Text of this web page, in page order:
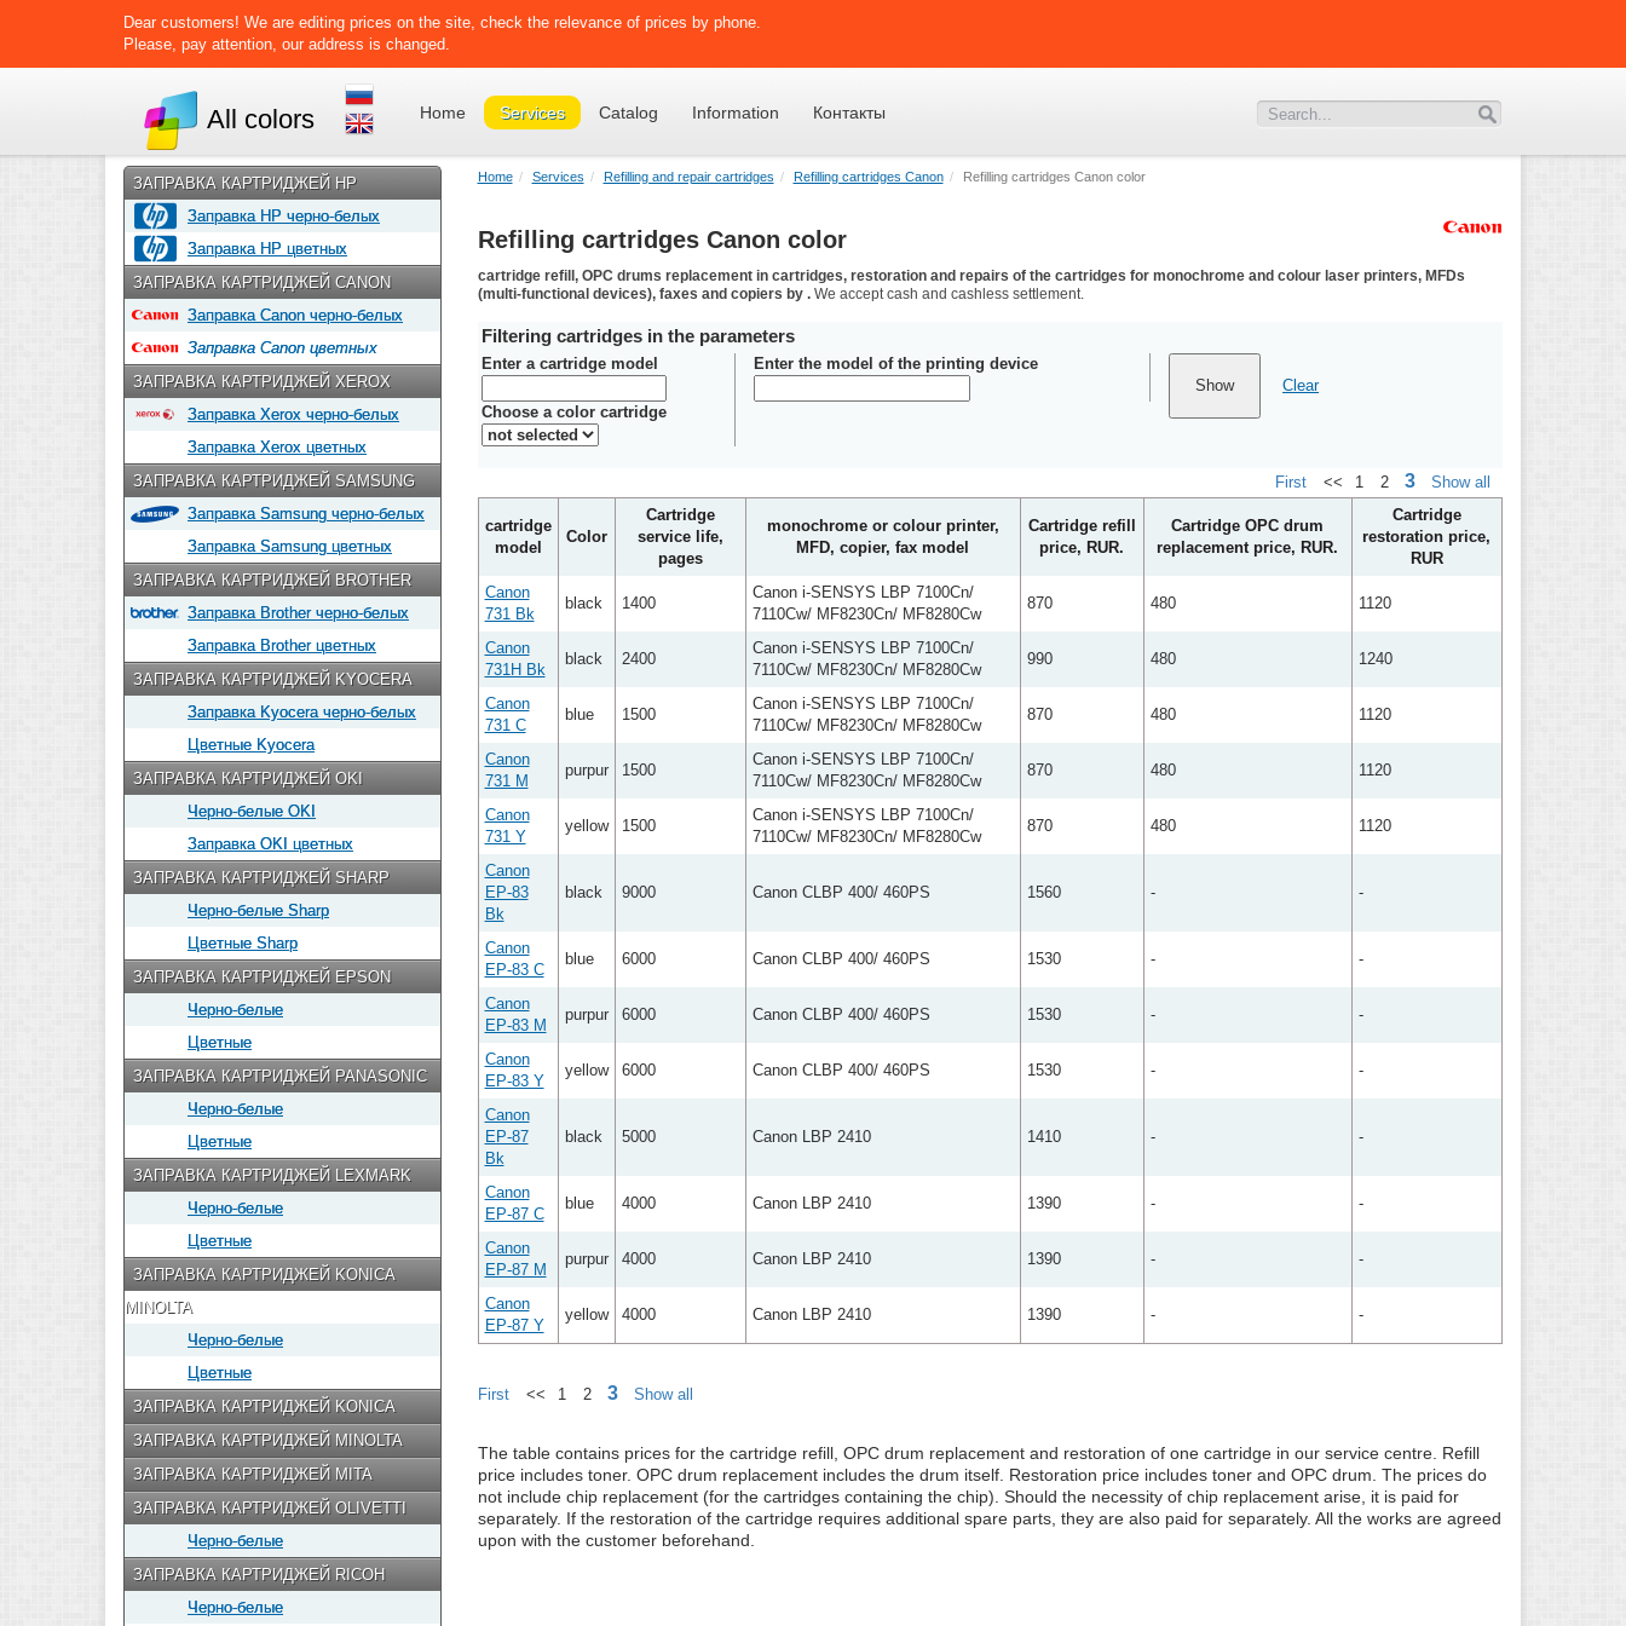
Dear customers! We are editing prices on the site, check the relevance of prices by phone.
Please, pay attention, our address is changed.
All colors Home Services Catalog Information Контакты
ЗАПРАВКА КАРТРИДЖЕЙ HP
Заправка HP черно-белых
Заправка HP цветных
ЗАПРАВКА КАРТРИДЖЕЙ CANON
Заправка Canon черно-белых
Заправка Canon цветных
ЗАПРАВКА КАРТРИДЖЕЙ XEROX
Заправка Xerox черно-белых
Заправка Xerox цветных
ЗАПРАВКА КАРТРИДЖЕЙ SAMSUNG
Заправка Samsung черно-белых
Заправка Samsung цветных
ЗАПРАВКА КАРТРИДЖЕЙ BROTHER
Заправка Brother черно-белых
Заправка Brother цветных
ЗАПРАВКА КАРТРИДЖЕЙ KYOCERA
Заправка Kyocera черно-белых
Цветные Kyocera
ЗАПРАВКА КАРТРИДЖЕЙ OKI
Черно-белые OKI
Заправка OKI цветных
ЗАПРАВКА КАРТРИДЖЕЙ SHARP
Черно-белые Sharp
Цветные Sharp
ЗАПРАВКА КАРТРИДЖЕЙ EPSON
Черно-белые
Цветные
ЗАПРАВКА КАРТРИДЖЕЙ PANASONIC
Черно-белые
Цветные
ЗАПРАВКА КАРТРИДЖЕЙ LEXMARK
Черно-белые
Цветные
ЗАПРАВКА КАРТРИДЖЕЙ KONICA
MINOLTA
Черно-белые
Цветные
ЗАПРАВКА КАРТРИДЖЕЙ KONICA
ЗАПРАВКА КАРТРИДЖЕЙ MINOLTA
ЗАПРАВКА КАРТРИДЖЕЙ MITA
ЗАПРАВКА КАРТРИДЖЕЙ OLIVETTI
Черно-белые
ЗАПРАВКА КАРТРИДЖЕЙ RICOH
Черно-белые
Home Services Refilling and repair cartridges Refilling cartridges Canon Refilling cartridges Canon color
Refilling cartridges Canon color
cartridge refill, OPC drums replacement in cartridges, restoration and repairs of the cartridges for monochrome and colour laser printers, MFDs
(multi-functional devices), faxes and copiers by .We accept cash and cashless settlement.
Filtering cartridges in the parameters
Enter a cartridge model
Choose a color cartridge
Enter the model of the printing device
Clear
First << 1 2 3 Show all
cartridge
model
Color
Cartridge
service life,
pages
monochrome or colour printer,
MFD, copier, fax model
Cartridge refill
price, RUR.
Cartridge OPC drum
replacement price, RUR.
Cartridge
restoration price,
RUR
Canon
731 Bk
black 1400
Canon i-SENSYS LBP 7100Cn/
7110Cw/ MF8230Cn/ MF8280Cw
870 480 1120
Canon
731H Bk
black 2400
Canon i-SENSYS LBP 7100Cn/
7110Cw/ MF8230Cn/ MF8280Cw
990 480 1240
Canon
731 C
blue 1500
Canon i-SENSYS LBP 7100Cn/
7110Cw/ MF8230Cn/ MF8280Cw
870 480 1120
Canon
731 M
purpur 1500
Canon i-SENSYS LBP 7100Cn/
7110Cw/ MF8230Cn/ MF8280Cw
870 480 1120
Canon
731 Y
yellow 1500
Canon i-SENSYS LBP 7100Cn/
7110Cw/ MF8230Cn/ MF8280Cw
870 480 1120
Canon
EP-83
Bk
black 9000 Canon CLBP 400/ 460PS 1560 - -
Canon
EP-83 C
blue 6000 Canon CLBP 400/ 460PS 1530 - -
Canon
EP-83 M
purpur 6000 Canon CLBP 400/ 460PS 1530 - -
Canon
EP-83 Y
yellow 6000 Canon CLBP 400/ 460PS 1530 - -
Canon
EP-87
Bk
black 5000 Canon LBP 2410 1410 - -
Canon
EP-87 C
blue 4000 Canon LBP 2410 1390 - -
Canon
EP-87 M
purpur 4000 Canon LBP 2410 1390 - -
Canon
EP-87 Y
yellow 4000 Canon LBP 2410 1390 - -
First << 1 2 3 Show all
The table contains prices for the cartridge refill, OPC drum replacement and restoration of one cartridge in our service centre. Refill
price includes toner. OPC drum replacement includes the drum itself. Restoration price includes toner and OPC drum. The prices do
not include chip replacement (for the cartridges containing the chip). Should the necessity of chip replacement arise, it is paid for
separately. If the restoration of the cartridge requires additional spare parts, they are also paid for separately. All the works are agreed
upon with the customer beforehand.